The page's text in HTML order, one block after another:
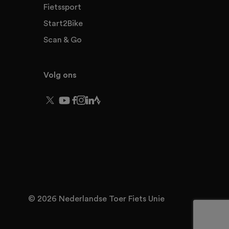
Fietssport
Start2Bike
Scan & Go
Volg ons
© 2026 Nederlandse Toer Fiets Unie